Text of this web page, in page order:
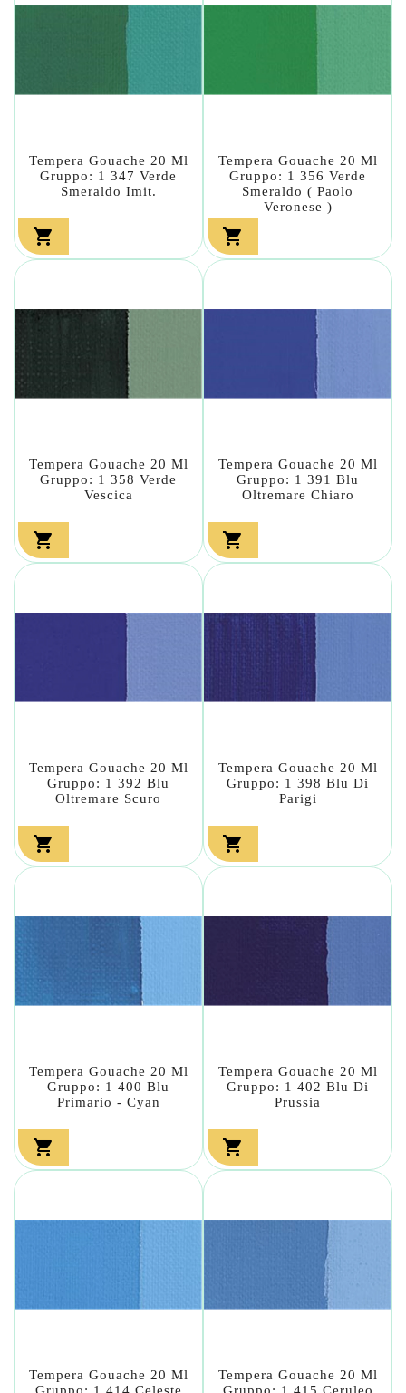
Tempera Gouache 20 Ml
Gruppo: 1 347 Verde
Smeraldo Imit.

Tempera Gouache 20 Ml
Gruppo: 1 356 Verde
Smeraldo ( Paolo
Veronese )

Tempera Gouache 20 Ml
Gruppo: 1 358 Verde
Vescica

Tempera Gouache 20 Ml
Gruppo: 1 391 Blu
Oltremare Chiaro

Tempera Gouache 20 Ml
Gruppo: 1 392 Blu
Oltremare Scuro

Tempera Gouache 20 Ml
Gruppo: 1 398 Blu Di
Parigi

Tempera Gouache 20 Ml
Gruppo: 1 400 Blu
Primario - Cyan

Tempera Gouache 20 Ml
Gruppo: 1 402 Blu Di
Prussia

Tempera Gouache 20 Ml
Tempera Gouache 20 Ml